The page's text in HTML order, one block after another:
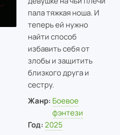
пала тяжкая ноша. И
теперь ей нужно
найти способ
избавить себя от
злобы и защитить
близкого друга и
сестру.
Жанр: Боевое
фэнтези
Год: 2025